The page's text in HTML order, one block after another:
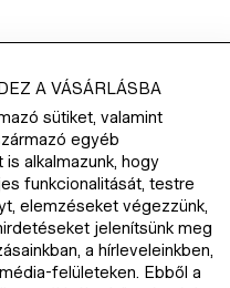
A VÁSÁRLÁSBA
sütiket, valamint
egyéb
alkalmazunk, hogy
funkcionalitását, testre
elemzéseket végezzünk,
jelenítsünk meg
a hírleveleinkben,
felületeken. Ebből a